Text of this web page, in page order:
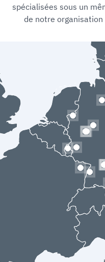
spécialisées sous un
de notre